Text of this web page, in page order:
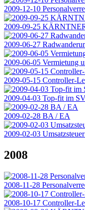
2009-12-10
2009-09-25
2009-06-27
2009-06-05 Vermietung
2009-05-15 Controller-
2009-04-03 Top-fit im
2009-02-28 BA / EA
2009-02-03
2008
2008-11-28
2008-10-17 Controller-